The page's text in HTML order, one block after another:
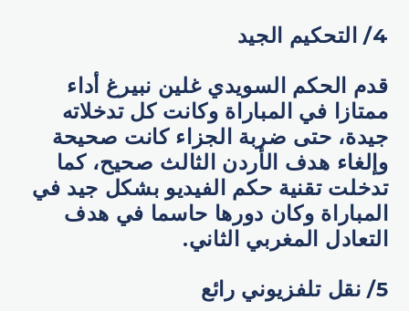
4/ التحكيم الجيد
قدم الحكم السويدي غلين نبيرغ أداء
ممتازا في المباراة وكانت كل تدخلاته
جيدة، حتى ضربة الجزاء كانت صحيحة
وإلغاء هدف الأردن الثالث صحيح، كما
تدخلت تقنية حكم الفيديو بشكل جيد في
المباراة وكان دورها حاسما في هدف
التعادل المغربي الثاني.
5/ نقل تلفزيوني رائع